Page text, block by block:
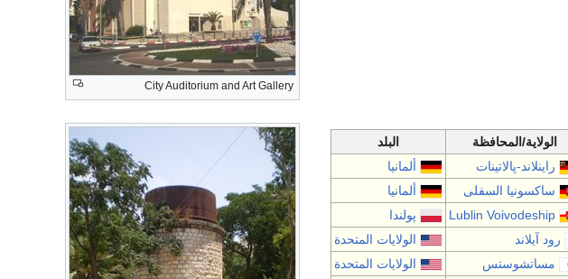
City Auditorium and Art Gallery
الولاية/المحافظة
البلد
راينلاند-پالاتينات
ألمانيا
ساكسونيا السفلى
ألمانيا
Lublin Voivodeship
پولندا
رود آيلاند
الولايات المتحدة
مساتشوستس
الولايات المتحدة